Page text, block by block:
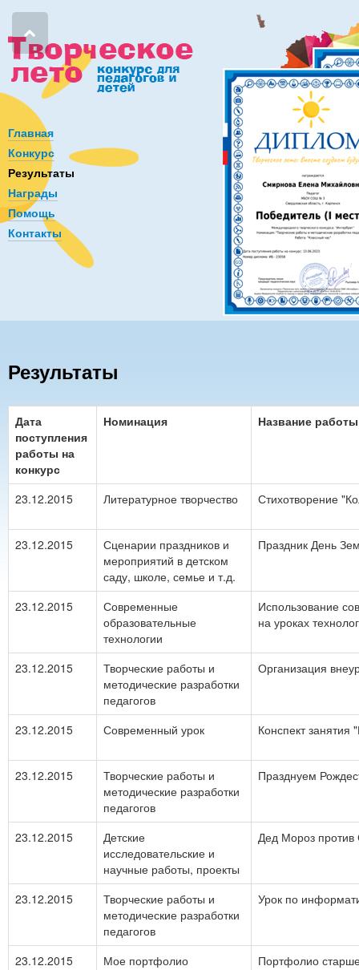
Главная
Конкурс
Результаты
Награды
Помощь
Контакты
Результаты
Дата
поступления
работы на
конкурс
Номинация Название работы
23.12.2015 Литературное творчество Стихотворение
23.12.2015
Сценарии праздников и
мероприятий в детском
саду, школе, семье и т.д.
Праздник День
23.12.2015
Современные
образовательные
технологии
Использование
на уроках
23.12.2015
Творческие работы и
методические разработки
педагогов
Организация
23.12.2015 Современный урок Конспект
23.12.2015
Творческие работы и
методические разработки
педагогов
Празднуем
23.12.2015
Детские
исследовательские и
научные работы, проекты
Дед Мороз против
23.12.2015
Творческие работы и
методические разработки
педагогов
Урок по
23.12.2015 Мое портфолио Портфолио